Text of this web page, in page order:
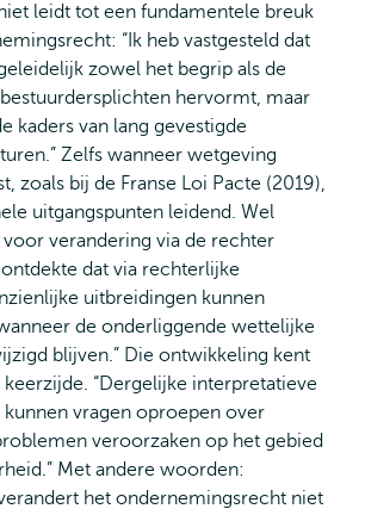
leidt tot een fundamentele breuk
“Ik heb vastgesteld dat
zowel het begrip als de
hervormt, maar
kaders van lang gevestigde
Zelfs wanneer wetgeving
zoals bij de Franse Loi Pacte (2019),
uitgangspunten leidend. Wel
verandering via de rechter
dat via rechterlijke
uitbreidingen kunnen
de onderliggende wettelijke
blijven.” Die ontwikkeling kent
“Dergelijke interpretatieve
vragen oproepen over
veroorzaken op het gebied
Met andere woorden:
het ondernemingsrecht niet